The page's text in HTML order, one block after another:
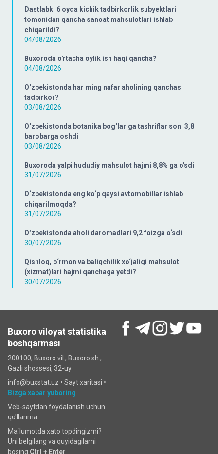
Dastlabki 6 oyda kichik tadbirkorlik subyektlari
tomonidan qancha sanoat mahsulotlari ishlab
chiqarildi?
04/08/2026
Buxoroda o'rtacha oylik ish haqi qancha?
04/08/2026
O‘zbekistonda har ming nafar aholining qanchasi
tadbirkor?
03/08/2026
O‘zbekistonda botanika bog‘lariga tashriflar soni 3,8
barobarga oshdi
03/08/2026
Buxoroda yalpi hududiy mahsulot hajmi 8,8% ga o'sdi
31/07/2026
O‘zbekistonda eng ko‘p qaysi avtomobillar ishlab
chiqarilmoqda?
31/07/2026
Oʻzbekistonda aholi daromadlari 9,2 foizga o‘sdi
30/07/2026
Qishloq, o‘rmon va baliqchilik xo‘jaligi mahsulot
(xizmat)lari hajmi qanchaga yetdi?
30/07/2026
Buxoro viloyat statistika
boshqarmasi
200100, Buxoro vil., Buxoro sh.,
Gazli shossesi, 32-uy
info@buxstat.uz • Sayt xaritasi •
Bizga xabar yuboring
Veb-saytdan foydalanish uchun
qo'llanma
Ma`lumotda xato topdingizmi?
Uni belgilang va quyidagilarni
bosing Ctrl + Enter